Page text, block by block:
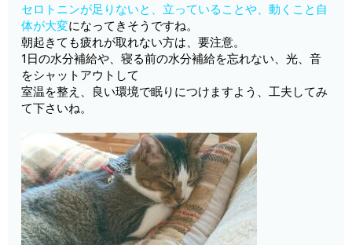
セロトニンが足りないと、立っていることや、動くこと自
体が大変になってきそうですね。
朝起きても疲れが取れない方は、要注意。
1日の水分補給や、寝る前の水分補給を忘れない、光、音
をシャットアウトして
室温を整え、良い環境で眠りにつけますよう、工夫してみ
て下さいね。